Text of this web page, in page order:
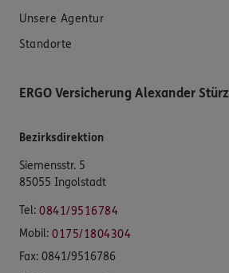
Unsere Agentur
Standorte
ERGO Versicherung Alexander Stürz
Bezirksdirektion
Siemensstr. 5
85055 Ingolstadt
Tel: 0841/9516784
Mobil: 0175/1804304
Fax: 0841/9516786